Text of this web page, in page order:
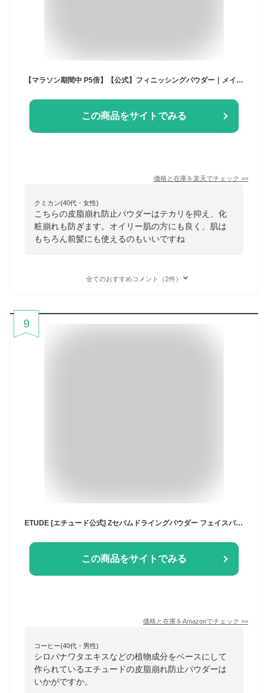
【マラソン期間中 P5倍】【公式】フィニッシングパウダー｜メイクカバーオイルリセット6g 仕上げパウダー メイクキープ 皮脂吸着 パウダー プレストパウダー 化粧直し フェイスパウダー 毛穴カバー 前髪 べたつきオフ オイリー肌 油性肌 テカリ防止 化粧崩れ防止
この商品をサイトでみる
価格と在庫を楽天でチェック >>
クミカン(40代・女性)
こちらの皮脂崩れ防止パウダーはテカリを抑え、化
粧崩れも防ぎます。オイリー肌の方にも良く、肌は
もちろん前髪にも使えるのもいいですね
全てのおすすめコメント（2件）
9
ETUDE [エチュード公式] Zセバムドライングパウダー フェイスパウダー さらさら マット すべすべ 皮脂 オイリー肌 1個(x1) 4g
この商品をサイトでみる
価格と在庫をAmazonでチェック >>
コーヒー(40代・男性)
シロバナワタエキスなどの植物成分をベースにして
作られているエチュードの皮脂崩れ防止パウダーは
いかがですか。